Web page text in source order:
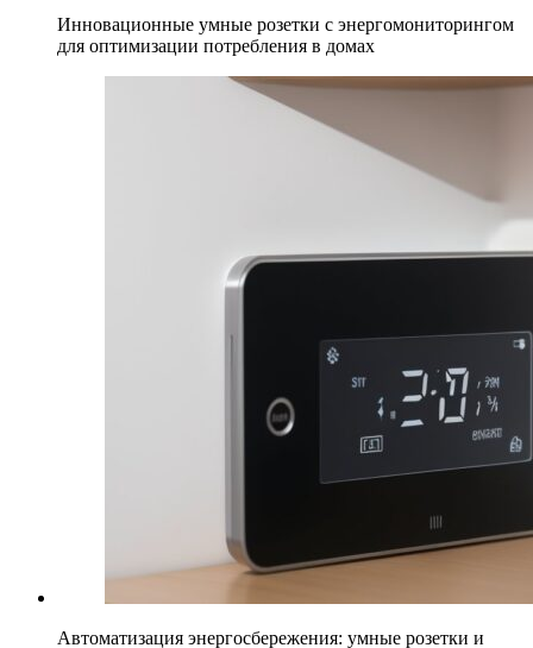
Инновационные умные розетки с энергомониторингом
для оптимизации потребления в домах
Автоматизация энергосбережения: умные розетки и